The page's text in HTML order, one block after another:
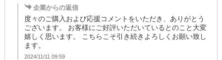
企業からの返信
度々のご購入および応援コメントをいただき、ありがとう
ございます。 お客様にご好評いただいているとのこと大変
嬉しく思います。 こちらこそ引き続きよろしくお願い致し
ます。
2024/11/11 09:59